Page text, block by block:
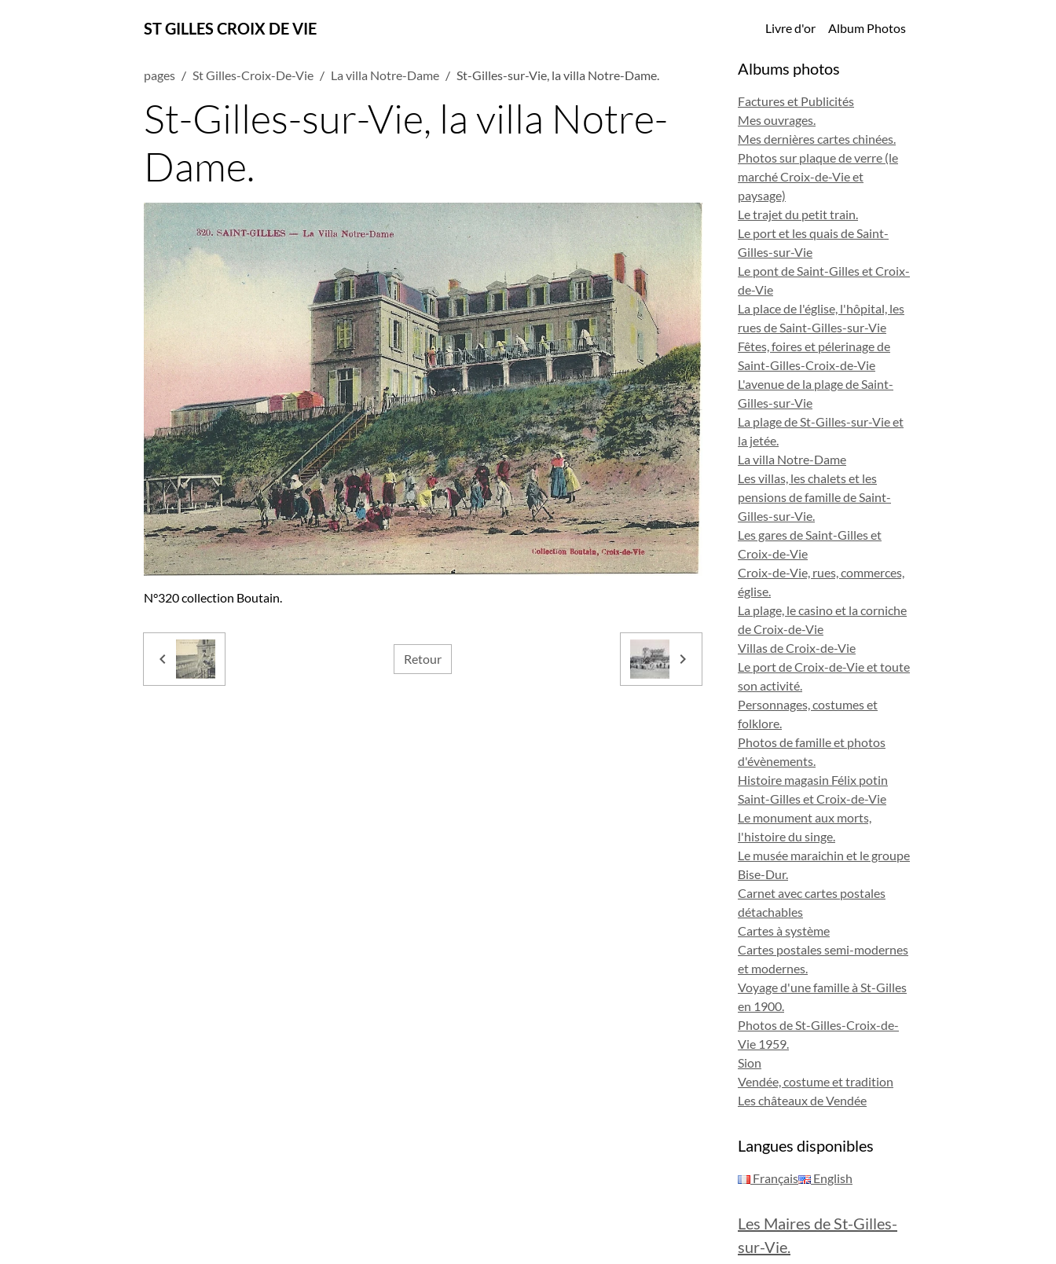
ST GILLES CROIX DE VIE Livre d'or Album Photos
pages St Gilles-Croix-De-Vie La villa Notre-Dame St-Gilles-sur-Vie, la villa Notre-Dame.
St-Gilles-sur-Vie, la villa Notre-
Dame.
N°320 collection Boutain.
Retour
Albums photos
Factures et Publicités
Mes ouvrages.
Mes dernières cartes chinées.
Photos sur plaque de verre (le
marché Croix-de-Vie et
paysage)
Le trajet du petit train.
Le port et les quais de Saint-
Gilles-sur-Vie
Le pont de Saint-Gilles et Croix-
de-Vie
La place de l'église, l'hôpital, les
rues de Saint-Gilles-sur-Vie
Fêtes, foires et pélerinage de
Saint-Gilles-Croix-de-Vie
L'avenue de la plage de Saint-
Gilles-sur-Vie
La plage de St-Gilles-sur-Vie et
la jetée.
La villa Notre-Dame
Les villas, les chalets et les
pensions de famille de Saint-
Gilles-sur-Vie.
Les gares de Saint-Gilles et
Croix-de-Vie
Croix-de-Vie, rues, commerces,
église.
La plage, le casino et la corniche
de Croix-de-Vie
Villas de Croix-de-Vie
Le port de Croix-de-Vie et toute
son activité.
Personnages, costumes et
folklore.
Photos de famille et photos
d'évènements.
Histoire magasin Félix potin
Saint-Gilles et Croix-de-Vie
Le monument aux morts,
l'histoire du singe.
Le musée maraichin et le groupe
Bise-Dur.
Carnet avec cartes postales
détachables
Cartes à système
Cartes postales semi-modernes
et modernes.
Voyage d'une famille à St-Gilles
en 1900.
Photos de St-Gilles-Croix-de-
Vie 1959.
Sion
Vendée, costume et tradition
Les châteaux de Vendée
Langues disponibles
Français English
Les Maires de St-Gilles-
sur-Vie.